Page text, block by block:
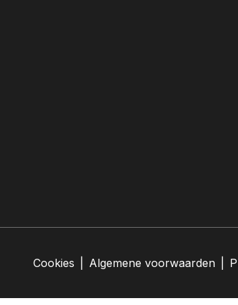
Cookies Algemene voorwaarden